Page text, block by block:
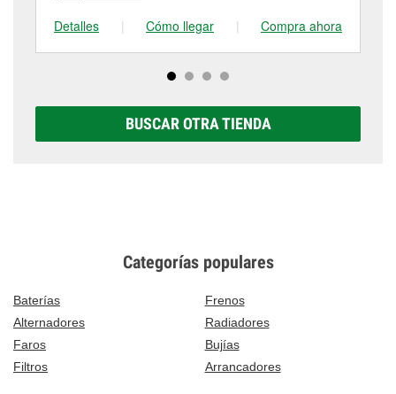
Detalles
| Cómo llegar | Compra ahora
BUSCAR OTRA TIENDA
Categorías populares
Baterías
Frenos
Alternadores
Radiadores
Faros
Bujías
Filtros
Arrancadores